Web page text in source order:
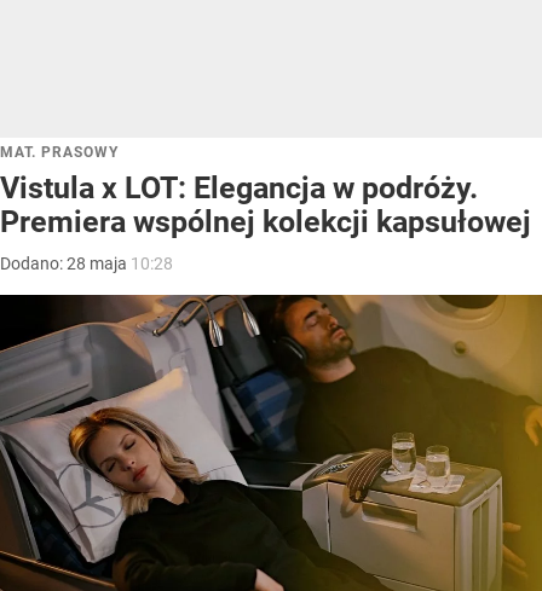
MAT. PRASOWY
Vistula x LOT: Elegancja w podróży.
Premiera wspólnej kolekcji kapsułowej
Dodano:28 maja 10:28